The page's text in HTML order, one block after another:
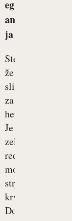
eg
an
ja
Ste
že
slišali
za
hemofilijo?
Je
zelo
redka
motnja
strjevanja
krvi.
Dolgotrajno